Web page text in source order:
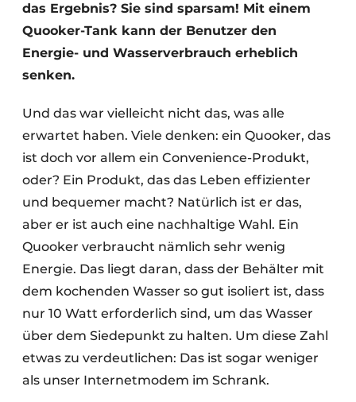
das Ergebnis? Sie sind sparsam! Mit einem
Quooker-Tank kann der Benutzer den
Energie- und Wasserverbrauch erheblich
senken.
Und das war vielleicht nicht das, was alle
erwartet haben. Viele denken: ein Quooker, das
ist doch vor allem ein Convenience-Produkt,
oder? Ein Produkt, das das Leben effizienter
und bequemer macht? Natürlich ist er das,
aber er ist auch eine nachhaltige Wahl. Ein
Quooker verbraucht nämlich sehr wenig
Energie. Das liegt daran, dass der Behälter mit
dem kochenden Wasser so gut isoliert ist, dass
nur 10 Watt erforderlich sind, um das Wasser
über dem Siedepunkt zu halten. Um diese Zahl
etwas zu verdeutlichen: Das ist sogar weniger
als unser Internetmodem im Schrank.